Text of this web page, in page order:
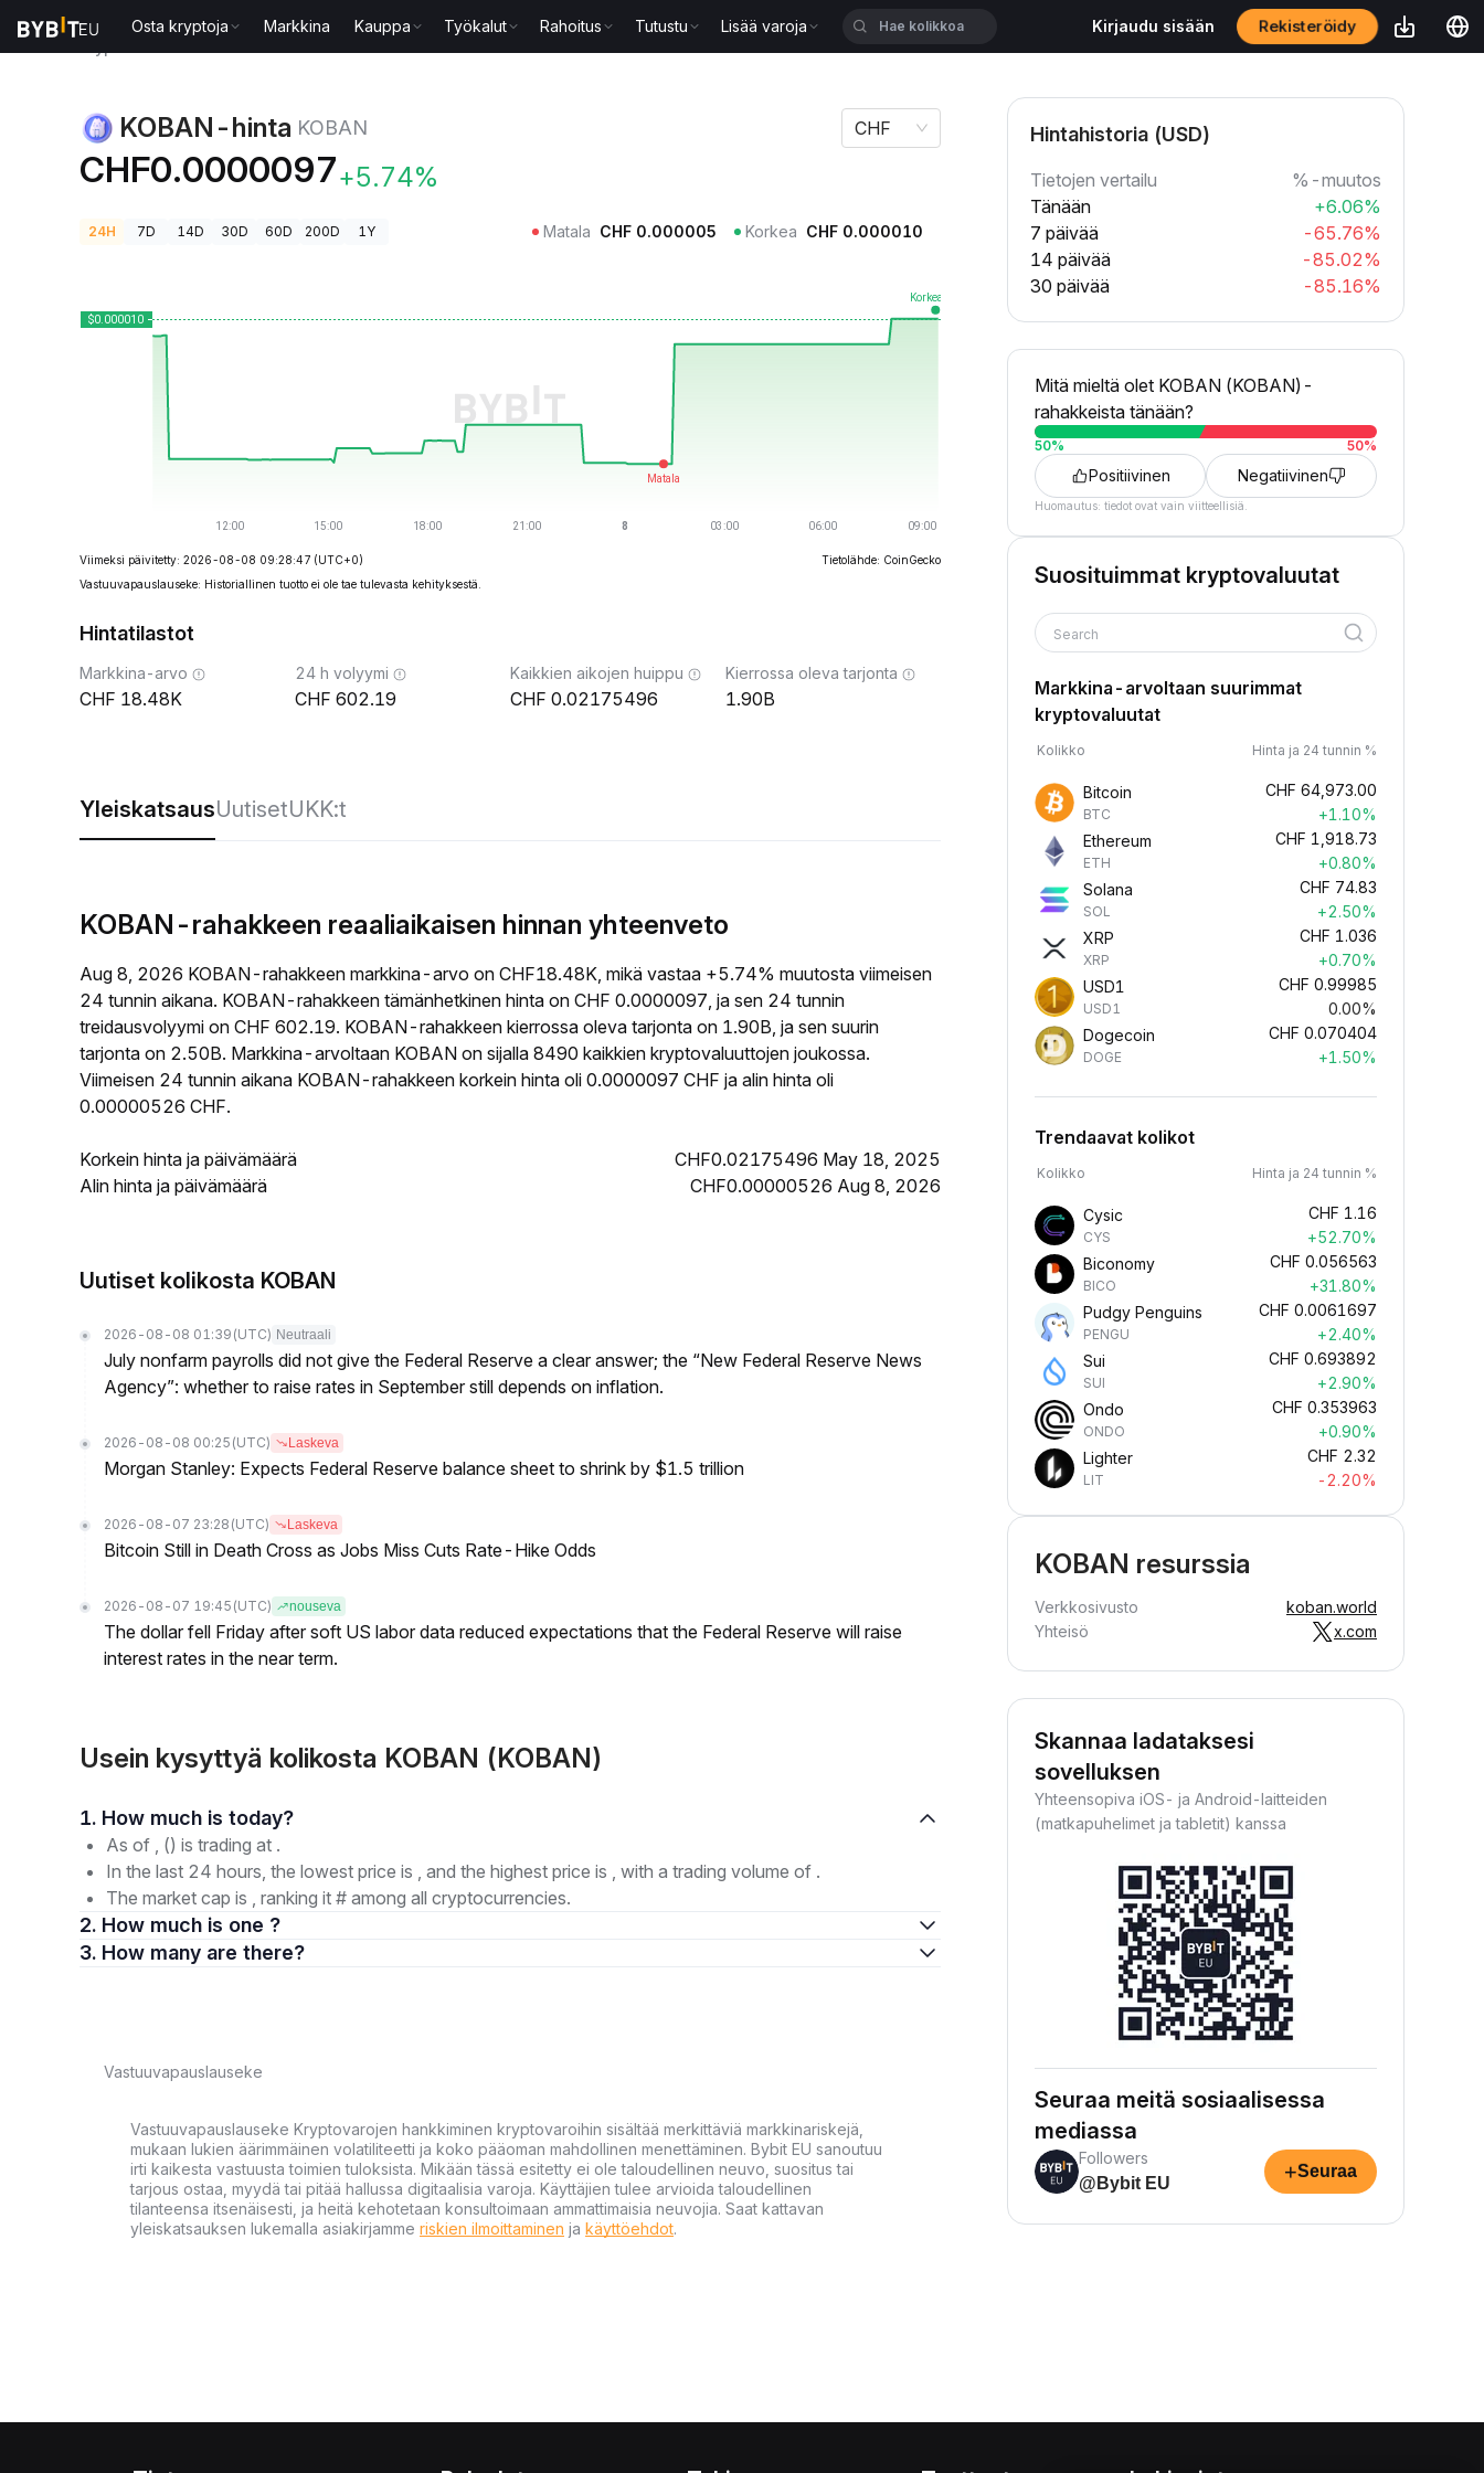
Osta kryptoja Markkina Kauppa Työkalut Rahoitus Tutustu Lisää varoja Kirjaudu sisään Rekisteröidy
KOBAN-hinta KOBAN
CHF0.0000097+5.74%
CHF
24H 7D 14D 30D 60D 200D 1Y Matala CHF 0.000005 Korkea CHF 0.000010
Viimeksi päivitetty: 2026-08-08 09:28:47 (UTC+0)
Tietolähde: CoinGecko
Vastuuvapauslauseke: Historiallinen tuotto ei ole tae tulevasta kehityksestä.
Hintatilastot
Markkina-arvo
18.48K
24 h volyymi
602.19
Kaikkien aikojen huippu
0.02175496
Kierrossa oleva tarjonta
1.90B
YleiskatsausUutisetUKK:t
KOBAN-rahakkeen reaaliaikaisen hinnan yhteenveto
Aug 8, 2026 KOBAN-rahakkeen markkina-arvo on CHF18.48K, mikä vastaa +5.74% muutosta viimeisen
24 tunnin aikana. KOBAN-rahakkeen tämänhetkinen hinta on CHF 0.0000097, ja sen 24 tunnin
treidausvolyymi on CHF 602.19. KOBAN-rahakkeen kierrossa oleva tarjonta on 1.90B, ja sen suurin
tarjonta on 2.50B. Markkina-arvoltaan KOBAN on sijalla 8490 kaikkien kryptovaluuttojen joukossa.
Viimeisen 24 tunnin aikana KOBAN-rahakkeen korkein hinta oli 0.0000097 CHF ja alin hinta oli
0.00000526 CHF.
Korkein hinta ja päivämäärä
CHF0.02175496 May 18, 2025
Alin hinta ja päivämäärä
CHF0.00000526 Aug 8, 2026
Uutiset kolikosta KOBAN
2026-08-08 01:39 (UTC) Neutraali
July nonfarm payrolls did not give the Federal Reserve a clear answer; the “New Federal Reserve News
Agency”: whether to raise rates in September still depends on inflation.
2026-08-08 00:25 (UTC) Laskeva
Morgan Stanley: Expects Federal Reserve balance sheet to shrink by $1.5 trillion
2026-08-07 23:28 (UTC) Laskeva
Bitcoin Still in Death Cross as Jobs Miss Cuts Rate-Hike Odds
2026-08-07 19:45 (UTC) nouseva
The dollar fell Friday after soft US labor data reduced expectations that the Federal Reserve will raise
interest rates in the near term.
Usein kysyttyä kolikosta KOBAN (KOBAN)
1. How much is today?
As of , () is trading at .
In the last 24 hours, the lowest price is , and the highest price is , with a trading volume of .
The market cap is , ranking it # among all cryptocurrencies.
2. How much is one ?
3. How many are there?
Vastuuvapauslauseke
Vastuuvapauslauseke Kryptovarojen hankkiminen kryptovaroihin sisältää merkittäviä markkinariskejä,
mukaan lukien äärimmäinen volatiliteetti ja koko pääoman mahdollinen menettäminen. Bybit EU sanoutuu
irti kaikesta vastuusta toimien tuloksista. Mikään tässä esitetty ei ole taloudellinen neuvo, suositus tai
tarjous ostaa, myydä tai pitää hallussa digitaalisia varoja. Käyttäjien tulee arvioida taloudellinen
tilanteensa itsenäisesti, ja heitä kehotetaan konsultoimaan ammattimaisia neuvojia. Saat kattavan
yleiskatsauksen lukemalla asiakirjamme riskien ilmoittaminen ja käyttöehdot.
Hintahistoria (USD)
Tietojen vertailu
%-muutos
Tänään
+6.06%
7 päivää
-65.76%
14 päivää
-85.02%
30 päivää
-85.16%
Mitä mieltä olet KOBAN (KOBAN)-
rahakkeista tänään?
50% 50%
Positiivinen Negatiivinen
Huomautus: tiedot ovat vain viitteellisiä.
Suosituimmat kryptovaluutat
Search
Markkina-arvoltaan suurimmat
kryptovaluutat
Kolikko Hinta ja 24 tunnin %
Bitcoin
BTC
CHF 64,973.00
+1.10%
Ethereum
ETH
CHF 1,918.73
+0.80%
Solana
SOL
CHF 74.83
+2.50%
XRP
XRP
CHF 1.036
+0.70%
USD1
USD1
CHF 0.99985
0.00%
Dogecoin
DOGE
CHF 0.070404
+1.50%
Trendaavat kolikot
Kolikko Hinta ja 24 tunnin %
Cysic
CYS
CHF 1.16
+52.70%
Biconomy
BICO
CHF 0.056563
+31.80%
Pudgy Penguins
PENGU
CHF 0.0061697
+2.40%
Sui
SUI
CHF 0.693892
+2.90%
Ondo
ONDO
CHF 0.353963
+0.90%
Lighter
LIT
CHF 2.32
-2.20%
KOBAN resurssia
Verkkosivusto
koban.world
Yhteisö
x.com
Skannaa ladataksesi
sovelluksen
Yhteensopiva iOS- ja Android-laitteiden
(matkapuhelimet ja tabletit) kanssa
Seuraa meitä sosiaalisessa
mediassa
Followers
@Bybit EU
+Seuraa